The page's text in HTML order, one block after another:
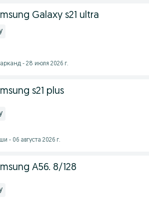
Galaxy s21 ultra
- 28 июля 2026 г.
s21 plus
- 06 августа 2026 г.
A56. 8/128